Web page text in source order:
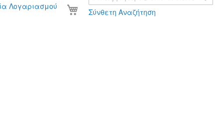
Σύνθετη Αναζήτηση
Το καλάθι σας
Λογαριασμού